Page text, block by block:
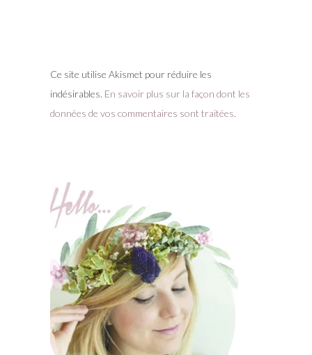
Ce site utilise Akismet pour réduire les
indésirables. En savoir plus sur la façon dont les
données de vos commentaires sont traitées.